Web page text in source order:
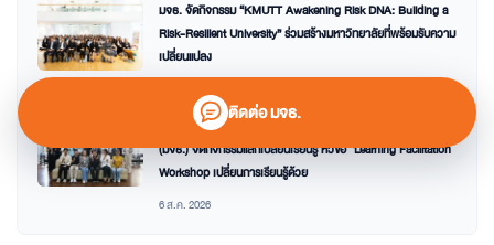
มจธ. จัดกิจกรรม “KMUTT Awakening Risk DNA: Building a
Risk-Resilient University” ร่วมสร้างมหาวิทยาลัยที่พร้อมรับความ
เปลี่ยนแปลง
คณะวิทยาศาสตร์ มหาวิทยาลัยเทคโนโลยีพระจอมเกล้าธนบุรี
(มจธ.) จัดกิจกรรมแลกเปลี่ยนเรียนรู้ หัวข้อ “Learning Facilitation
Workshop เปลี่ยนการเรียนรู้ด้วย
6 ส.ค. 2026
ติดต่อ มจธ.